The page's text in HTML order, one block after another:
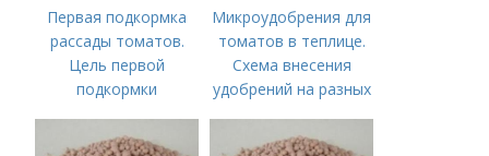
Первая подкормка
рассады томатов.
Цель первой
подкормки
Микроудобрения для
томатов в теплице.
Схема внесения
удобрений на разных
помидоров